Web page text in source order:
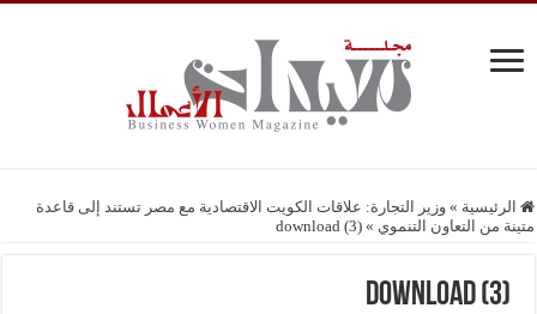
الرئيسية » وزير التجارة: علاقات الكويت الاقتصادية مع مصر تستند إلى قاعدة
متينة من التعاون التنموي »
download (3)
download (3)